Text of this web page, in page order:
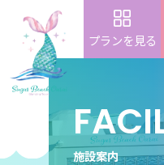
プランを見る
施設案内